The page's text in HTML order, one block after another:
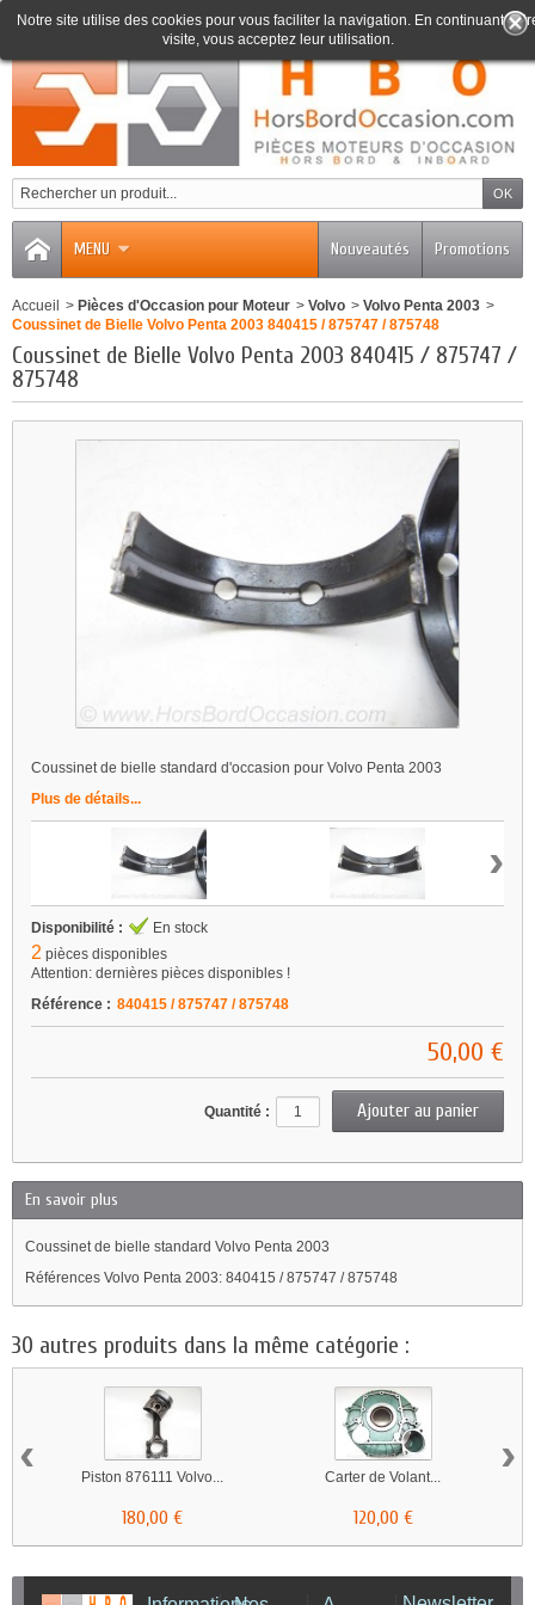
0
MENU Promotions
Nouveautés
Notre site utilise des cookies pour vous faciliter la navigation. En continuant
visite, vous acceptez leur utilisation.
Accueil > Pièces d'Occasion pour Moteur > Volvo > Volvo Penta 2003 >
Coussinet de Bielle Volvo Penta 2003 840415 / 875747 / 875748
Coussinet de Bielle Volvo Penta 2003 840415 / 875747 /
875748
Coussinet de bielle standard d'occasion pour Volvo Penta 2003
Plus de détails...
›
Disponibilité : En stock
2 pièces disponibles
Attention: dernières pièces disponibles !
Référence : 840415 / 875747 / 875748
50,00 €
Quantité :
En savoir plus
Coussinet de bielle standard Volvo Penta 2003
Références Volvo Penta 2003: 840415 / 875747 / 875748
30 autres produits dans la même catégorie :
Piston 876111 Volvo...
180,00 €
Carter de Volant...
120,00 €
‹ ›